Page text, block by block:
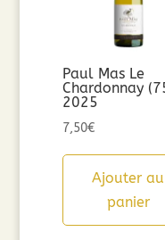
Paul Mas Le
Chardonnay
2025
7,50€
Ajouter au
panier